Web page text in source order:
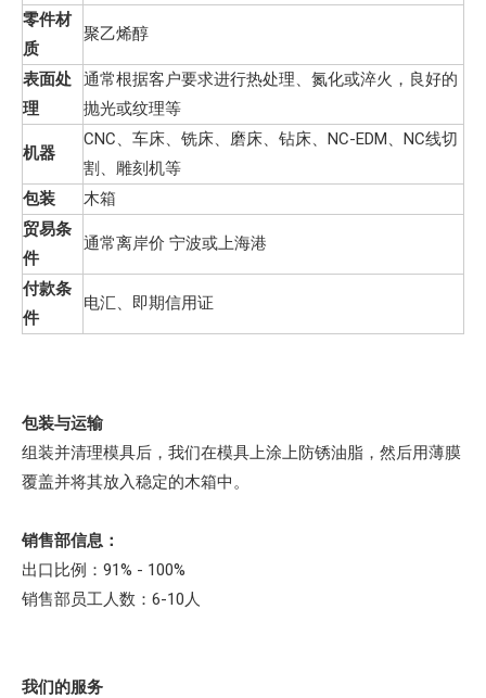
零件材
质
聚乙烯醇
表面处
理
通常根据客户要求进行热处理、氮化或淬火，良好的
抛光或纹理等
机器
CNC、车床、铣床、磨床、钻床、NC-EDM、NC线切
割、雕刻机等
包装
木箱
贸易条
件
通常离岸价 宁波或上海港
付款条
件
电汇、即期信用证
包装与运输
组装并清理模具后，我们在模具上涂上防锈油脂，然后用薄膜
覆盖并将其放入稳定的木箱中。
销售部信息：
出口比例：91% - 100%
销售部员工人数：6-10人
我们的服务